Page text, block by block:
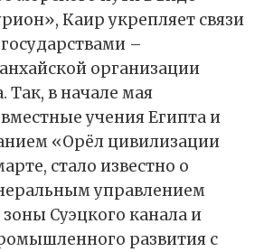
Каир укрепляет связи
–
организации
Так, в начале мая
учения Египта и
«Орёл цивилизации
стало известно о
управлением
Суэцкого канала и
развития с